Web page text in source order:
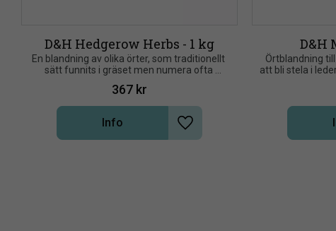
D&H Hedgerow Herbs - 1 kg
En blandning av olika örter, som traditionellt
sätt funnits i gräset men numera ofta
saknas i gräshagen
367 kr
Lägg till i önskelista
Info
D&H
​Örtblandning
att bli stela i
kalla